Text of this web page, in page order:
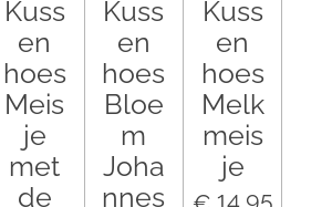
Kuss
en
hoes
Meis
je
met
de
Kuss
en
hoes
Bloe
m
Joha
nnes
Kuss
en
hoes
Melk
meis
je